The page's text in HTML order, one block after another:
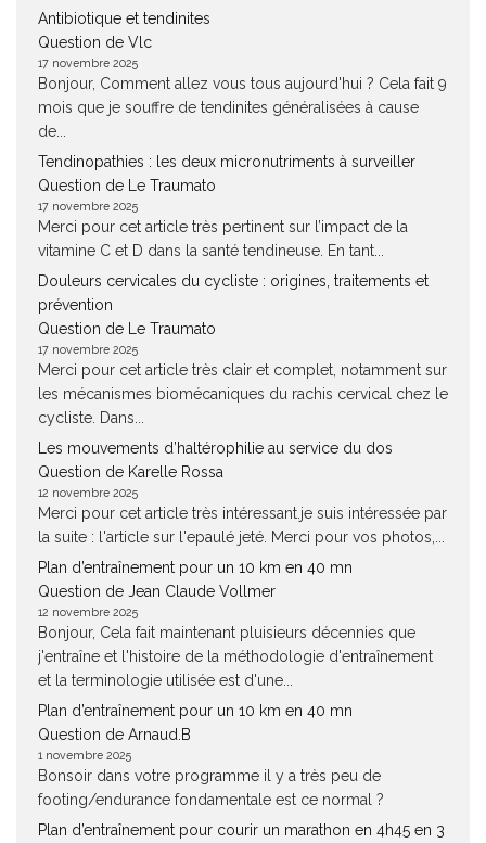
Antibiotique et tendinites
Question de Vlc
17 novembre 2025
Bonjour, Comment allez vous tous aujourd'hui ? Cela fait 9
mois que je souffre de tendinites généralisées à cause
de...
Tendinopathies : les deux micronutriments à surveiller
Question de Le Traumato
17 novembre 2025
Merci pour cet article très pertinent sur l’impact de la
vitamine C et D dans la santé tendineuse. En tant...
Douleurs cervicales du cycliste : origines, traitements et
prévention
Question de Le Traumato
17 novembre 2025
Merci pour cet article très clair et complet, notamment sur
les mécanismes biomécaniques du rachis cervical chez le
cycliste. Dans...
Les mouvements d’haltérophilie au service du dos
Question de Karelle Rossa
12 novembre 2025
Merci pour cet article très intéressant.je suis intéressée par
la suite : l'article sur l'epaulé jeté. Merci pour vos photos,...
Plan d’entraînement pour un 10 km en 40 mn
Question de Jean Claude Vollmer
12 novembre 2025
Bonjour, Cela fait maintenant pluisieurs décennies que
j'entraîne et l'histoire de la méthodologie d'entraînement
et la terminologie utilisée est d'une...
Plan d’entraînement pour un 10 km en 40 mn
Question de Arnaud.B
1 novembre 2025
Bonsoir dans votre programme il y a très peu de
footing/endurance fondamentale est ce normal ?
Plan d’entraînement pour courir un marathon en 4h45 en 3